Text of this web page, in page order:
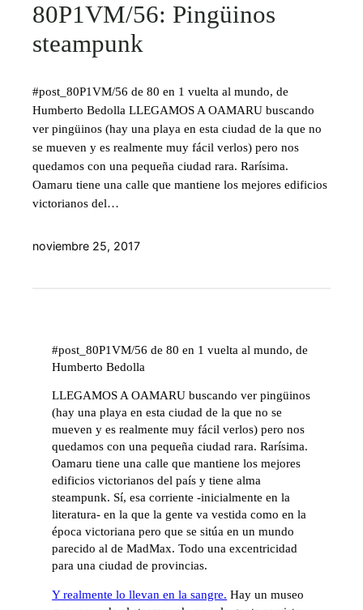
80P1VM/56: Pingüinos
steampunk
#post_80P1VM/56 de 80 en 1 vuelta al mundo, de
Humberto Bedolla LLEGAMOS A OAMARU buscando
ver pingüinos (hay una playa en esta ciudad de la que no
se mueven y es realmente muy fácil verlos) pero nos
quedamos con una pequeña ciudad rara. Rarísima.
Oamaru tiene una calle que mantiene los mejores edificios
victorianos del…
noviembre 25, 2017
#post_80P1VM/56 de 80 en 1 vuelta al mundo, de
Humberto Bedolla
LLEGAMOS A OAMARU buscando ver pingüinos
(hay una playa en esta ciudad de la que no se
mueven y es realmente muy fácil verlos) pero nos
quedamos con una pequeña ciudad rara. Rarísima.
Oamaru tiene una calle que mantiene los mejores
edificios victorianos del país y tiene alma
steampunk. Sí, esa corriente -inicialmente en la
literatura- en la que la gente va vestida como en la
época victoriana pero que se sitúa en un mundo
parecido al de MadMax. Todo una excentricidad
para una ciudad de provincias.
Y realmente lo llevan en la sangre. Hay un museo